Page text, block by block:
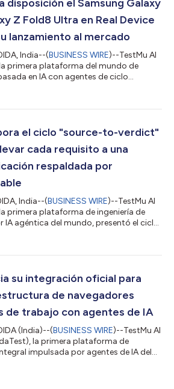
disposición el Samsung Galaxy
Z Fold8 Ultra en Real Device
lanzamiento al mercado
India--(BUSINESS WIRE)--TestMu AI
primera plataforma del mundo de
en IA con agentes de ciclo
dispositivos, que se presentaron en el
para pruebas en directo y
el ciclo "source-to-verdict"
cada requisito a una
respaldada por
India--(BUSINESS WIRE)--TestMu AI
primera plataforma de ingeniería de
agéntica del mundo, presentó el ciclo
que pasó de ser una herramienta de
partir de un requisito del producto, la
su integración oficial para
de navegadores
de trabajo con agentes de IA
(India)--(BUSINESS WIRE)--TestMu AI
la primera plataforma de
impulsada por agentes de IA del